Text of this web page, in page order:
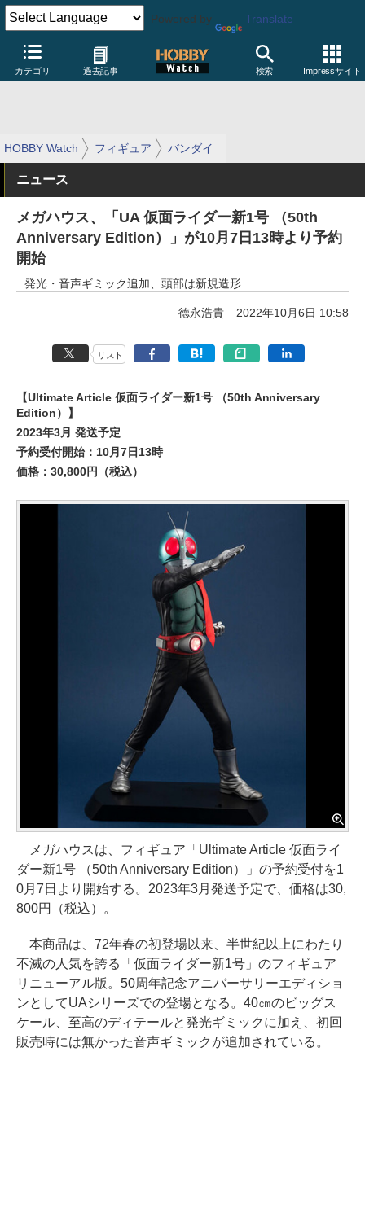
Powered by Translate
カテゴリ 過去記事 検索 Impressサイト
HOBBY Watch フィギュア バンダイ
ニュース
メガハウス、「UA 仮面ライダー新1号 （50th
Anniversary Edition）」が10月7日13時より予約
開始
発光・音声ギミック追加、頭部は新規造形
徳永浩貴 2022年10月6日 10:58
リスト
【Ultimate Article 仮面ライダー新1号 （50th Anniversary
Edition）】
2023年3月 発送予定
予約受付開始：10月7日13時
価格：30,800円（税込）
メガハウスは、フィギュア「Ultimate Article 仮面ライ
ダー新1号 （50th Anniversary Edition）」の予約受付を1
0月7日より開始する。2023年3月発送予定で、価格は30,
800円（税込）。
本商品は、72年春の初登場以来、半世紀以上にわたり
不滅の人気を誇る「仮面ライダー新1号」のフィギュア
リニューアル版。50周年記念アニバーサリーエディショ
ンとしてUAシリーズでの登場となる。40㎝のビッグス
ケール、至高のディテールと発光ギミックに加え、初回
販売時には無かった音声ギミックが追加されている。